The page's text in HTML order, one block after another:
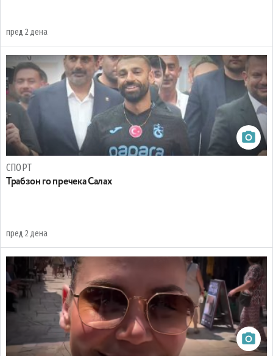
пред 2 дена
СПОРТ
Трабзон го пречека Салах
пред 2 дена